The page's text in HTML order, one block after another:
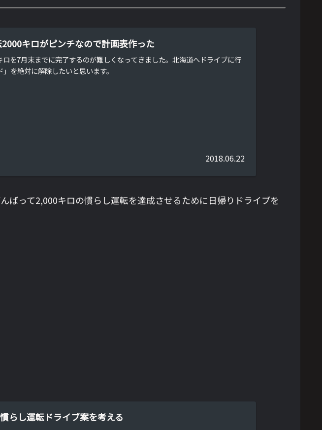
キロがピンチなので計画表作った
を7月末までに完了するのが難しくなってきました。北海道へドライブに行
を絶対に解除したいと思います。
2018.06.22
ばって2,000キロの慣らし運転を達成させるために日帰りドライブを
らし運転ドライブ案を考える